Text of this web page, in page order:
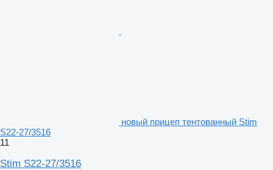
новый прицеп тентованный Stim
S22-27/3516
11
Stim S22-27/3516